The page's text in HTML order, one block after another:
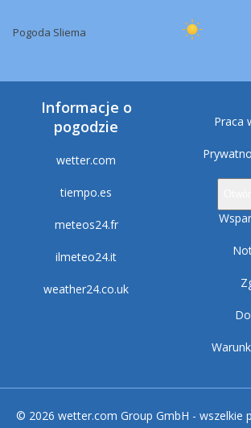
Pogoda Sliema
Informacje o
pogodzie
wetter.com
tiempo.es
meteos24.fr
ilmeteo24.it
weather24.co.uk
Praca
© 2026 wetter.com Group GmbH - wszelkie